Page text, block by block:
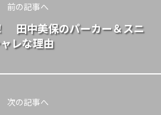
前の記事へ
田中美保のパーカー＆スニ
レな理由
次の記事へ